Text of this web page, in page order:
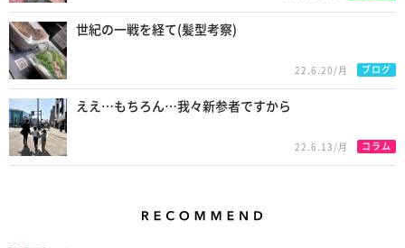
世紀の一戦を経て(髪型考察)
22.6.20/月 ブログ
ええ…もちろん…我々新参者ですから
22.6.13/月 コラム